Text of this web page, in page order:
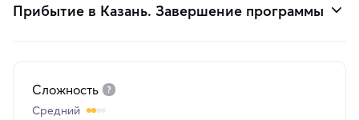
Прибытие в Казань. Завершение программы
Сложность
Средний